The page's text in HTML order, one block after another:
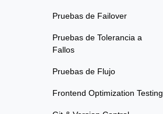
Pruebas de Failover
Pruebas de Tolerancia a
Fallos
Pruebas de Flujo
Frontend Optimization Testing